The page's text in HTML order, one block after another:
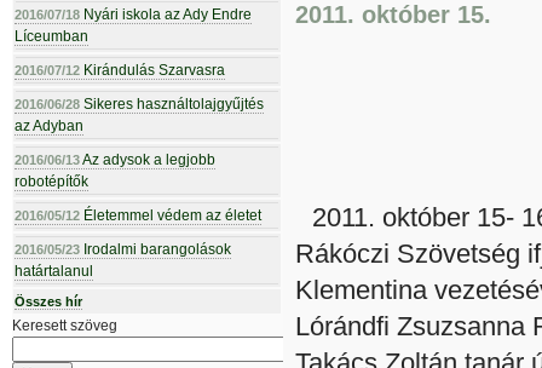
2016/07/18 Nyári iskola az Ady Endre
Líceumban
2016/07/12 Kirándulás Szarvasra
2016/06/28 Sikeres használtolajgyűjtés
az Adyban
2016/06/13Az adysok a legjobb
robotépítők
2016/05/12 Életemmel védem az életet
2016/05/23 Irodalmi barangolások
határtalanul
Összes hír
Keresett szöveg
2011. október 15.
2011. október 15-
Rákóczi Szövetség
Klementina
Lórándfi Zsuzsanna